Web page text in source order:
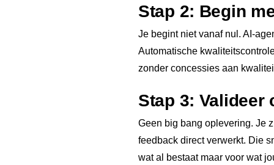
Stap 2: Begin
Je begint niet vanaf nul. AI-
Automatische
zonder concessies aan
Stap 3: Valideer
Geen big bang oplevering. Je
feedback direct verwerkt. Die
wat al bestaat maar voor wat